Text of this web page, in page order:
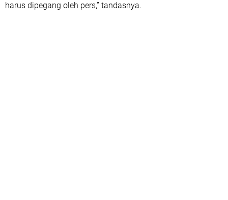
harus dipegang oleh pers,” tandasnya.